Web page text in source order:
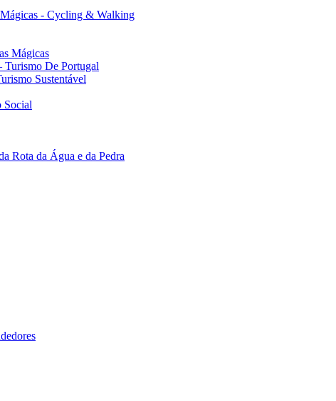
- Cycling & Walking
Mágicas
Turismo De Portugal
Sustentável
Social
Rota da Água e da Pedra